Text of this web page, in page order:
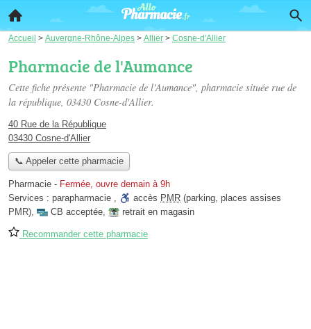
Accueil > Auvergne-Rhône-Alpes > Allier > Cosne-d'Allier
Pharmacie de l'Aumance
Cette fiche présente "Pharmacie de l'Aumance", pharmacie située rue de
la république, 03430 Cosne-d'Allier.
40 Rue de la République
03430 Cosne-d'Allier
📞 Appeler cette pharmacie
Pharmacie - Fermée, ouvre demain à 9h
Services : parapharmacie , accès PMR (parking, places assises
PMR), CB acceptée, retrait en magasin
Recommander cette pharmacie